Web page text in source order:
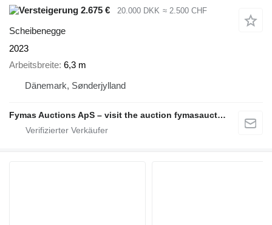
2.675 €
20.000 DKK ≈ 2.500 CHF
Scheibenegge
2023
Arbeitsbreite 6,3 m
Dänemark, Sønderjylland
Fymas Auctions ApS – visit the auction fymasauctions.dk